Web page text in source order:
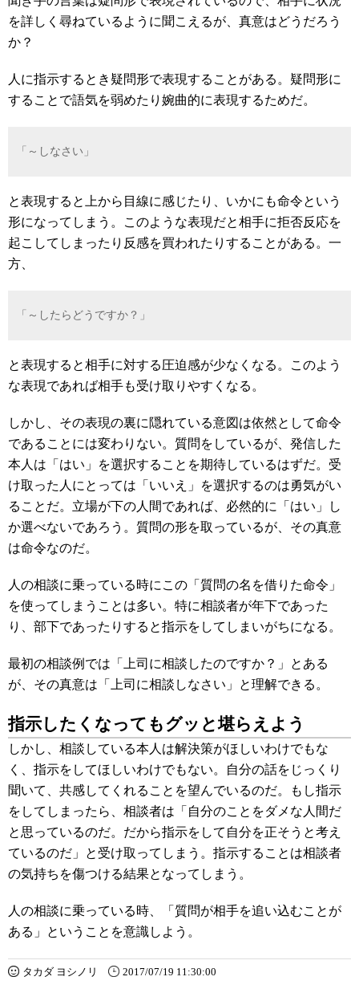
を詳しく尋ねているように聞こえるが、真意はどうだろう
か？
人に指示するとき疑問形で表現することがある。疑問形に
することで語気を弱めたり婉曲的に表現するためだ。
「～しなさい」
と表現すると上から目線に感じたり、いかにも命令という
形になってしまう。このような表現だと相手に拒否反応を
起こしてしまったり反感を買われたりすることがある。一
方、
「～したらどうですか？」
と表現すると相手に対する圧迫感が少なくなる。このよう
な表現であれば相手も受け取りやすくなる。
しかし、その表現の裏に隠れている意図は依然として命令
であることには変わりない。質問をしているが、発信した
本人は「はい」を選択することを期待しているはずだ。受
け取った人にとっては「いいえ」を選択するのは勇気がい
ることだ。立場が下の人間であれば、必然的に「はい」し
か選べないであろう。質問の形を取っているが、その真意
は命令なのだ。
人の相談に乗っている時にこの「質問の名を借りた命令」
を使ってしまうことは多い。特に相談者が年下であった
り、部下であったりすると指示をしてしまいがちになる。
最初の相談例では「上司に相談したのですか？」とある
が、その真意は「上司に相談しなさい」と理解できる。
指示したくなってもグッと堪らえよう
しかし、相談している本人は解決策がほしいわけでもな
く、指示をしてほしいわけでもない。自分の話をじっくり
聞いて、共感してくれることを望んでいるのだ。もし指示
をしてしまったら、相談者は「自分のことをダメな人間だ
と思っているのだ。だから指示をして自分を正そうと考え
ているのだ」と受け取ってしまう。指示することは相談者
の気持ちを傷つける結果となってしまう。
人の相談に乗っている時、「質問が相手を追い込むことが
ある」ということを意識しよう。
タカダ ヨシノリ 2017/07/19 11:30:00